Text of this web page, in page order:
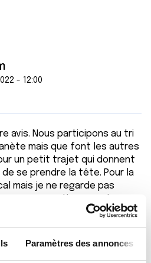
Paramètres des annonces
- 12:00
avis. Nous participons au tri
mais que font les autres
un petit trajet qui donnent
se prendre la tête. Pour la
mais je ne regarde pas
dimanche